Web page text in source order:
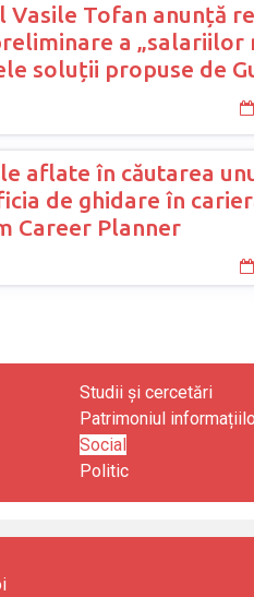
Vasile Tofan anunță
a „salariilor
soluții propuse de
aflate în căutarea
de ghidare în
Career Planner
Studii și cercetări
Patrimoniul
Social
Politic